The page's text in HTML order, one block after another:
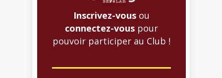
Inscrivez-vous ou
connectez-vous pour
pouvoir participer au Club !